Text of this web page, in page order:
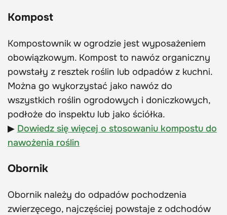
Kompost
Kompostownik w ogrodzie jest wyposażeniem
obowiązkowym. Kompost to nawóz organiczny
powstały z resztek roślin lub odpadów z kuchni.
Można go wykorzystać jako nawóz do
wszystkich roślin ogrodowych i doniczkowych,
podłoże do inspektu lub jako ściółka.
▶ Dowiedz się więcej o stosowaniu kompostu do
nawożenia roślin
Obornik
Obornik należy do odpadów pochodzenia
zwierzęcego, najczęściej powstaje z odchodów